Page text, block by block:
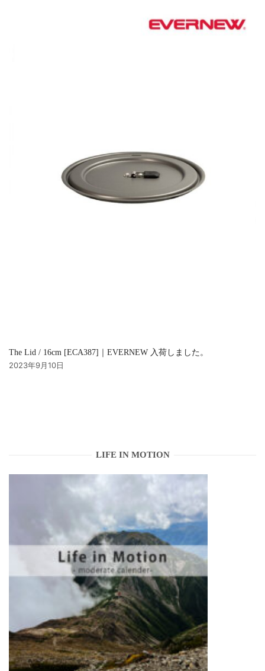
The Lid / 16cm [ECA387]｜EVERNEW 入荷しました。
2023年9月10日
LIFE IN MOTION